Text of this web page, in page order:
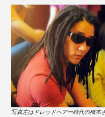
写真左はドレッドヘアー時代の橋本